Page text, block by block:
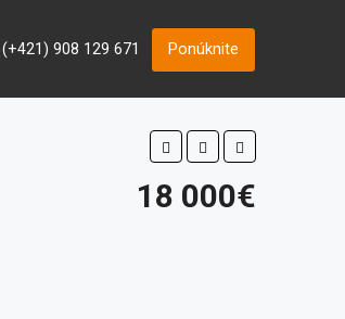
(+421) 908 129 671 Ponúknite
18 000€